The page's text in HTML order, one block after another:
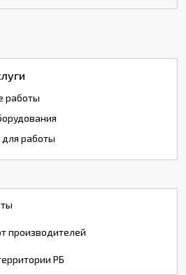
работы
работы
производителей
РБ